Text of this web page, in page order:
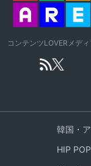
コンテンツLOVERメディ
韓国・
HIP